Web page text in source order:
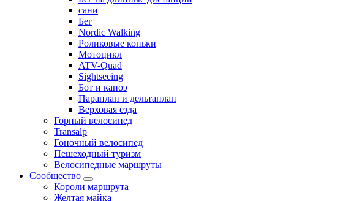
сани
Бег
Nordic Walking
Роликовые коньки
Мотоцикл
ATV-Quad
Sightseeing
Бот и каноэ
Параплан и дельтаплан
Верховая езда
Горный велосипед
Transalp
Гоночный велосипед
Пешеходный туризм
Велосипедные маршруты
Сообщество
Короли маршрута
Желтая майка